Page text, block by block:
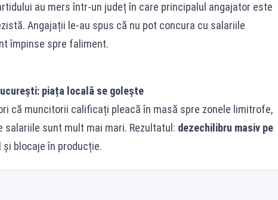
au mers într-un județ în care principalul angajator este
Angajații le-au spus că nu pot concura cu salariile
împinse spre faliment.
piața locală se golește
că muncitorii calificați pleacă în masă spre zonele limitrofe,
salariile sunt mult mai mari. Rezultatul: dezechilibru masiv pe
și blocaje în producție.